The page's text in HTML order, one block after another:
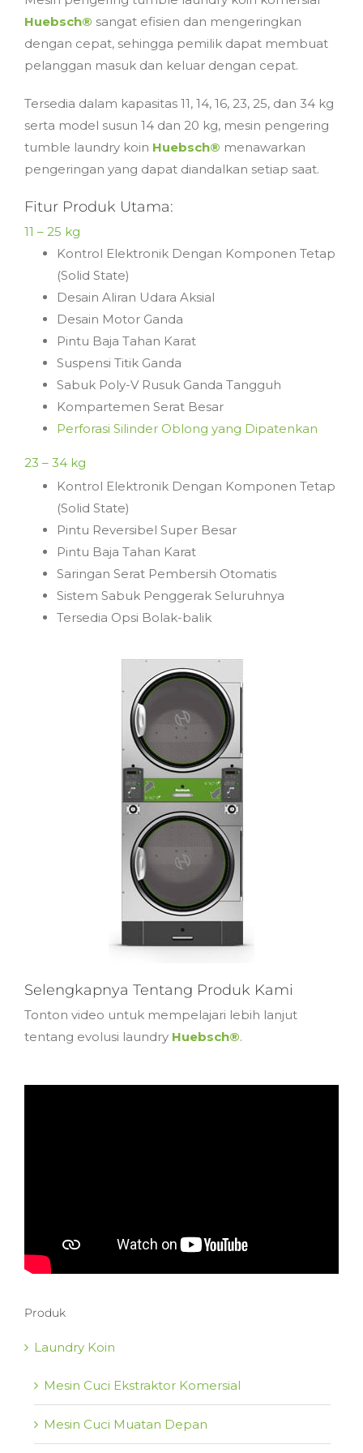
Huebsch® sangat efisien dan mengeringkan
dengan cepat, sehingga pemilik dapat membuat
pelanggan masuk dan keluar dengan cepat.
Tersedia dalam kapasitas 11, 14, 16, 23, 25, dan 34 kg
serta model susun 14 dan 20 kg, mesin pengering
tumble laundry koin Huebsch® menawarkan
pengeringan yang dapat diandalkan setiap saat.
Fitur Produk Utama:
11 – 25 kg
Kontrol Elektronik Dengan Komponen Tetap
(Solid State)
Desain Aliran Udara Aksial
Desain Motor Ganda
Pintu Baja Tahan Karat
Suspensi Titik Ganda
Sabuk Poly-V Rusuk Ganda Tangguh
Kompartemen Serat Besar
Perforasi Silinder Oblong yang Dipatenkan
23 – 34 kg
Kontrol Elektronik Dengan Komponen Tetap
(Solid State)
Pintu Reversibel Super Besar
Pintu Baja Tahan Karat
Saringan Serat Pembersih Otomatis
Sistem Sabuk Penggerak Seluruhnya
Tersedia Opsi Bolak-balik
Selengkapnya Tentang Produk Kami
Tonton video untuk mempelajari lebih lanjut
tentang evolusi laundry Huebsch®.
Produk
Laundry Koin
Mesin Cuci Ekstraktor Komersial
Mesin Cuci Muatan Depan